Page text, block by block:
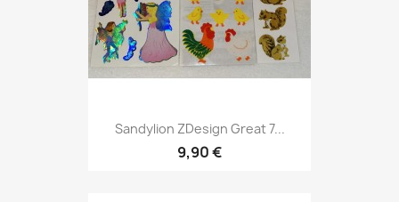
Sandylion ZDesign Great 7...
9,90 €